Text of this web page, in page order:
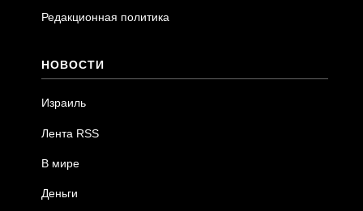
Редакционная политика
НОВОСТИ
Израиль
Лента RSS
В мире
Деньги